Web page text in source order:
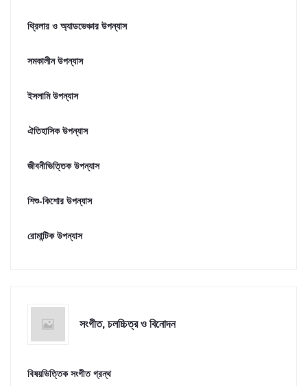
থ্রিলার ও অ্যাডভেঞ্চার উপন্যাস
সমকালীন উপন্যাস
ইসলামি উপন্যাস
ঐতিহাসিক উপন্যাস
জীবনীভিত্তিক উপন্যাস
শিশু-কিশোর উপন্যাস
রোমান্টিক উপন্যাস
সংগীত, চলচ্চিত্র ও বিনোদন
বিষয়ভিত্তিক সংগীত গ্রন্থ